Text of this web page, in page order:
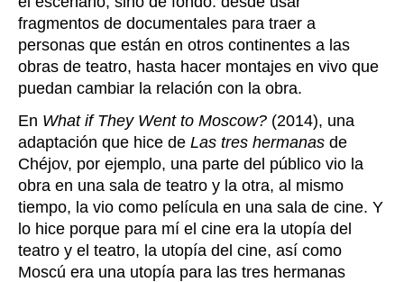
fragmentos de documentales para traer a
personas que están en otros continentes a las
obras de teatro, hasta hacer montajes en vivo que
puedan cambiar la relación con la obra.
En What if They Went to Moscow? (2014), una
adaptación que hice de Las tres hermanas de
Chéjov, por ejemplo, una parte del público vio la
obra en una sala de teatro y la otra, al mismo
tiempo, la vio como película en una sala de cine. Y
lo hice porque para mí el cine era la utopía del
teatro y el teatro, la utopía del cine, así como
Moscú era una utopía para las tres hermanas